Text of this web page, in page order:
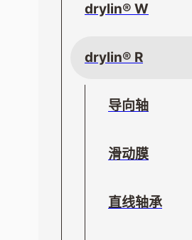
drylin® W
drylin® R
导向轴
滑动膜
直线轴承